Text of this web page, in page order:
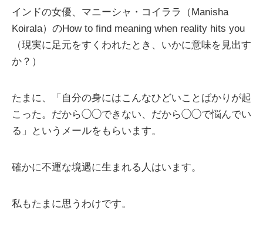
インドの女優、マニーシャ・コイララ（Manisha
Koirala）のHow to find meaning when reality hits you
（現実に足元をすくわれたとき、いかに意味を見出す
か？）
たまに、「自分の身にはこんなひどいことばかりが起
こった。だから◯◯できない、だから◯◯で悩んでい
る」というメールをもらいます。
確かに不運な境遇に生まれる人はいます。
私もたまに思うわけです。